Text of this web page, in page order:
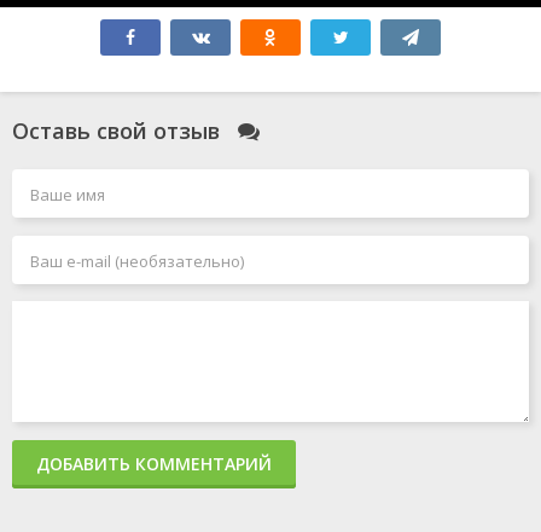
Всё закончится на нас
Моя вина: Лондон
Голый пистолет
1
Джокер 2: Безумие на двоих
Человек-паук: Паутина вселенных
Акулы в Париже
Каскадёры
Аргайл: Супершпион
Стражи Галактики. Часть 3
Оставь свой отзыв
ДОБАВИТЬ КОММЕНТАРИЙ